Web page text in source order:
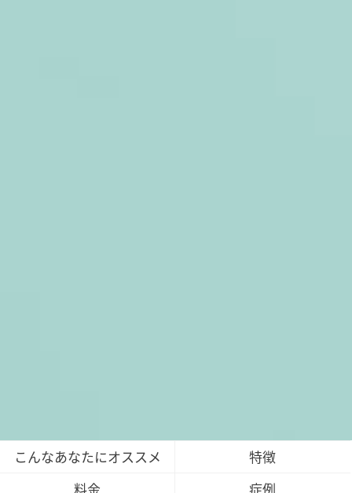
こんなあなたにオススメ
特徴
料金
症例